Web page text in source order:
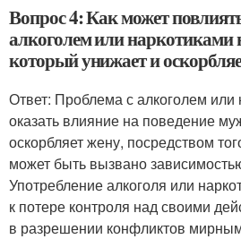
Вопрос 4: Как может
алкоголем или наркотиками
который унижает и
Ответ: Проблема с алкоголем или
оказать влияние на поведение
оскорбляет жену, посредством
может быть вызвано
Употребление алкоголя или
к потере контроля над своими
в разрешении конфликтов